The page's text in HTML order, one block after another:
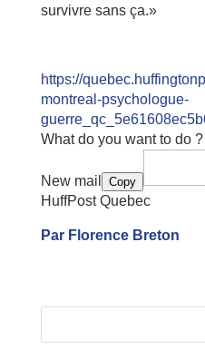
survivre sans ça.»
https://
montreal-psychologue-
What do you want to do ?
New mail Copy
HuffPost Quebec
Par Florence Breton